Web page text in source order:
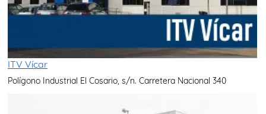
ITV Vícar
Polígono Industrial El Cosario, s/n. Carretera Nacional 340